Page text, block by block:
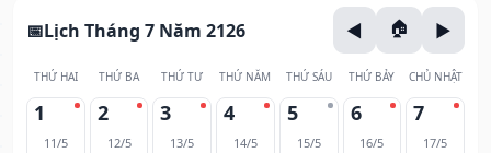
Lịch Tháng 7 Năm 2126
THỨ HAI THỨ BA THỨ TƯ THỨ NĂM THỨ SÁU THỨ BẢY CHỦ NHẬT
1
11/5
2
12/5
3
13/5
4
14/5
5
15/5
6
16/5
7
17/5